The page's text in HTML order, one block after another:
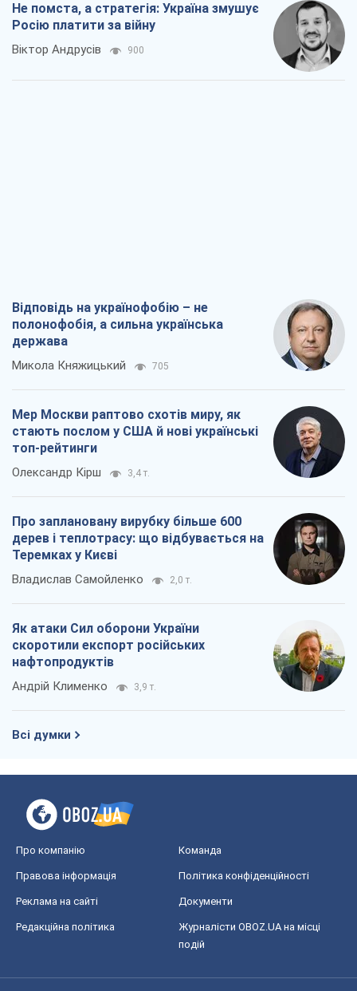
Не помста, а стратегія: Україна змушує
Росію платити за війну
Віктор Андрусів 900
Відповідь на українофобію – не
полонофобія, а сильна українська
держава
Микола Княжицький 705
Мер Москви раптово схотів миру, як
стають послом у США й нові українські
топ-рейтинги
Олександр Кірш 3,4 т.
Про заплановану вирубку більше 600
дерев і теплотрасу: що відбувається на
Теремках у Києві
Владислав Самойленко 2,0 т.
Як атаки Сил оборони України
скоротили експорт російських
нафтопродуктів
Андрій Клименко 3,9 т.
Всі думки
Про компанію Команда
Правова інформація Політика конфіденційності
Реклама на сайті Документи
Редакційна політика
Журналісти OBOZ.UA на місці
подій